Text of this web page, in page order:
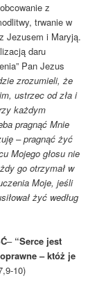
z
trwanie w
Jezusem i Maryją.
daru
Pan Jezus
zrozumieli, że
ustrzec od zła i
każdym
pragnąć Mnie
– pragnąć żyć
Mojego głosu nie
go otrzymał w
Moje, jeśli
żyć według
–“Serce jest
– któż je
10)